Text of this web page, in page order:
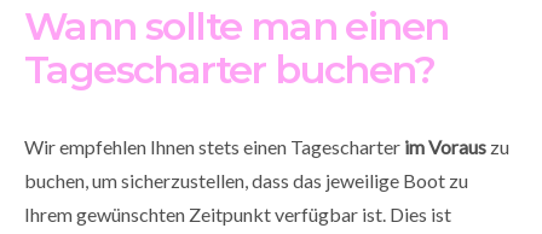
Wann sollte man einen
Tagescharter buchen?
Wir empfehlen Ihnen stets einen Tagescharter im Voraus zu
buchen, um sicherzustellen, dass das jeweilige Boot zu
Ihrem gewünschten Zeitpunkt verfügbar ist. Dies ist